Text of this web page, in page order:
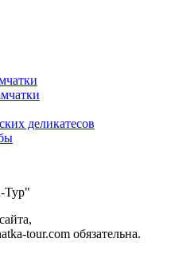
деликатесов
Тур"
tour.com обязательна.